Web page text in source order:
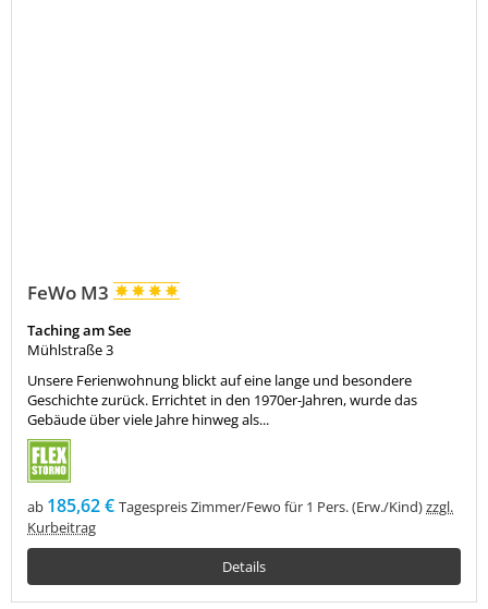
FeWo M3
Taching am See
Mühlstraße 3
Unsere Ferienwohnung blickt auf eine lange und besondere
Geschichte zurück. Errichtet in den 1970er-Jahren, wurde das
Gebäude über viele Jahre hinweg als...
ab 185,62 € Tagespreis Zimmer/Fewo für 1 Pers. (Erw./Kind)zzgl.
Kurbeitrag
Details